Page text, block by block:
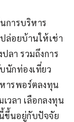
การบริหาร
ล่อยบ้านให้เช่า
ลา รวมถึงการ
นักท่องเที่ยว
ารพอร์ตลงทุน
วลา เลือกลงทุน
ขึ้นอยู่กับปัจจัย